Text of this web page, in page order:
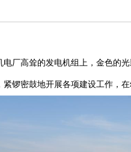
厂高耸的发电机组上，金色的
锣密鼓地开展各项建设工作，在